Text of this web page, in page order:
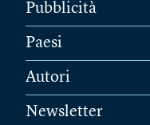
Pubblicità
Paesi
Autori
Newsletter